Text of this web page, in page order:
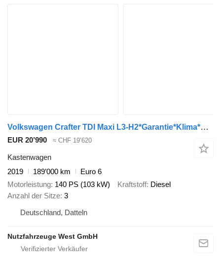
Volkswagen Crafter TDI Maxi L3-H2*Garantie*Klima*AHK*1.Hand
EUR 20’990 ≈ CHF 19’620
Kastenwagen
2019
189’000 km
Euro 6
Motorleistung 140 PS (103 kW) Kraftstoff Diesel
Anzahl der Sitze 3
Deutschland, Datteln
Nutzfahrzeuge West GmbH